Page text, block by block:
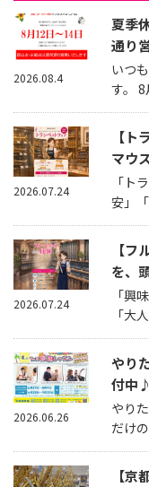
夏季
通り
いつ
す。
2026.08.4
【
マウ
「ト
安」
2026.07.24
【
を、
「興
「大
2026.07.24
やり
付中♪
やり
だけ
2026.06.26
【京